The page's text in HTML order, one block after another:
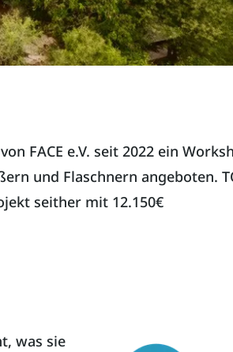
FACE e.V. seit 2022 ein
und Flaschnern angeboten.
seither mit 12.150€
was sie